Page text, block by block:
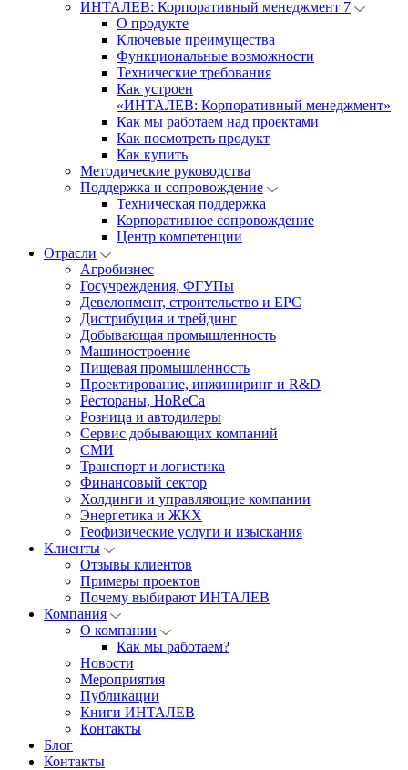
ИНТАЛЕВ: Корпоративный менеджмент 7
О продукте
Ключевые преимущества
Функциональные возможности
Технические требования
Как устроен
«ИНТАЛЕВ: Корпоративный менеджмент»
Как мы работаем над проектами
Как посмотреть продукт
Как купить
Методические руководства
Поддержка и сопровождение
Техническая поддержка
Корпоративное сопровождение
Центр компетенции
Отрасли
Агробизнес
Госучреждения, ФГУПы
Девелопмент, строительство и EPC
Дистрибуция и трейдинг
Добывающая промышленность
Машиностроение
Пищевая промышленность
Проектирование, инжиниринг и R&D
Рестораны, HoReCa
Розница и автодилеры
Сервис добывающих компаний
СМИ
Транспорт и логистика
Финансовый сектор
Холдинги и управляющие компании
Энергетика и ЖКХ
Геофизические услуги и изыскания
Клиенты
Отзывы клиентов
Примеры проектов
Почему выбирают ИНТАЛЕВ
Компания
О компании
Как мы работаем?
Новости
Мероприятия
Публикации
Книги ИНТАЛЕВ
Контакты
Блог
Контакты